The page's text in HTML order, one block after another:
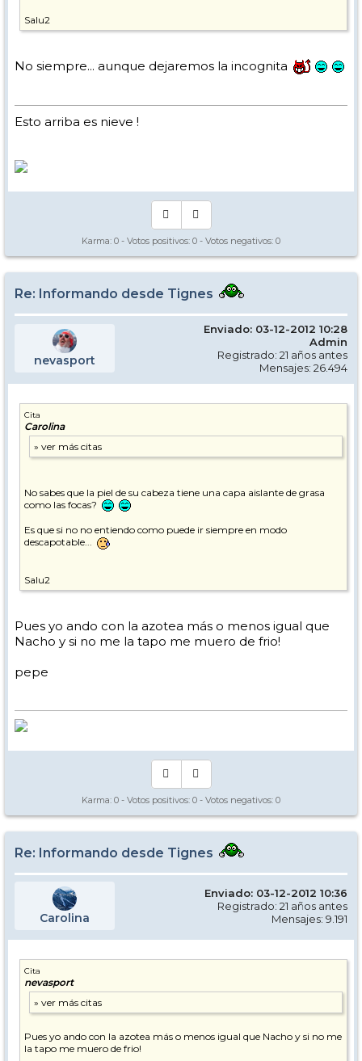
Salu2
No siempre... aunque dejaremos la incognita
Esto arriba es nieve !
Karma: 0 - Votos positivos: 0 - Votos negativos: 0
Re: Informando desde Tignes
nevasport
Enviado: 03-12-2012 10:28
Admin
Registrado: 21 años antes
Mensajes: 26.494
Cita
Carolina
No sabes que la piel de su cabeza tiene una capa aislante de grasa
como las focas?
Es que si no no entiendo como puede ir siempre en modo
descapotable...
Salu2
Pues yo ando con la azotea más o menos igual que
Nacho y si no me la tapo me muero de frio!
pepe
Karma: 0 - Votos positivos: 0 - Votos negativos: 0
Re: Informando desde Tignes
Carolina
Enviado: 03-12-2012 10:36
Registrado: 21 años antes
Mensajes: 9.191
Cita
nevasport
Pues yo ando con la azotea más o menos igual que Nacho y si no me
la tapo me muero de frio!